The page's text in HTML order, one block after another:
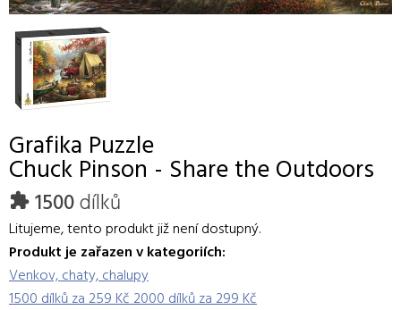
Grafika Puzzle
Chuck Pinson - Share the Outdoors
1500dílků
Litujeme, tento produkt již není dostupný.
Produkt je zařazen v kategoriích:
Venkov, chaty, chalupy
1500 dílků za 259 Kč 2000 dílků za 299 Kč